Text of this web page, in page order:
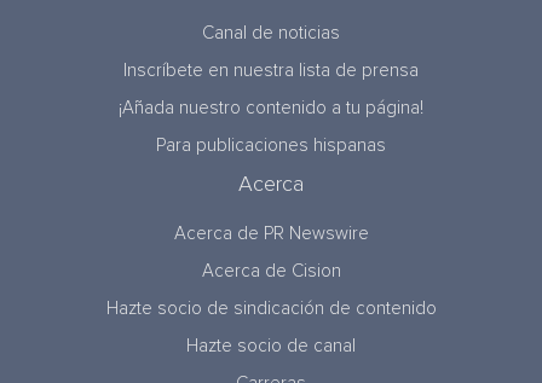
Canal de noticias
Inscríbete en nuestra lista de prensa
¡Añada nuestro contenido a tu página!
Para publicaciones hispanas
Acerca
Acerca de PR Newswire
Acerca de Cision
Hazte socio de sindicación de contenido
Hazte socio de canal